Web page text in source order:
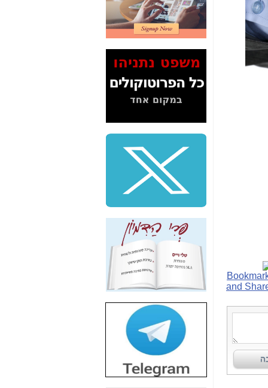
2" על תעלולי השר
משה כחלון -כאן
המשך חשיפת הבלוף
ששמו "מהפיכת
הסלולר" ואיך מסרסים
את הנתונים לציבור -
כאן
סיכום ביקור בסיליקון
משקיעות ומפתחות
באותם תחומים -כאן
שלמה פילבר (עד
לאחרונה מנכ"ל משרד
התקשורת) - עד
מדינה? הצחקתם
"יש אפליה בחקירה"?
חשיפה: למה השר
משה כחלון לא נחקר
עד היום? -
כאן
חשיפת חשד לשחיתות
הדומה לזו של "תיק
הסלולר -כאן
חשיפת מה שלא
רוצים שתדעו בעניין
פריסת אנלימיטד
(בניחוח בלתי נסבל) -
כאן